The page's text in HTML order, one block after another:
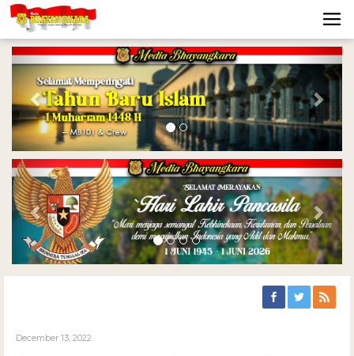
Previous Next
Previous Next
December 13, 2022